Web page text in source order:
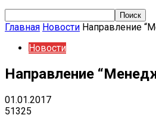
Главная Новости Направление
Новости
Направление
01.01.2017
51325